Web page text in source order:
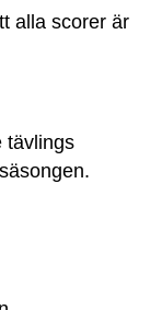
alla scorer är
tävlings